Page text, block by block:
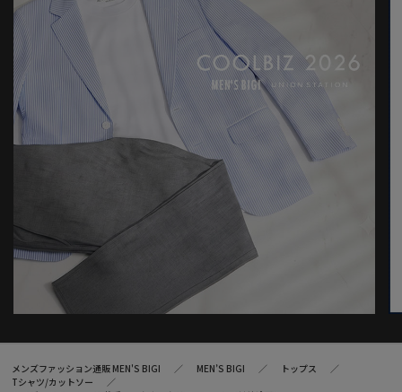
メンズファッション通販 MEN'S BIGI MEN’S BIGI
トップス
Tシャツ/カットソー